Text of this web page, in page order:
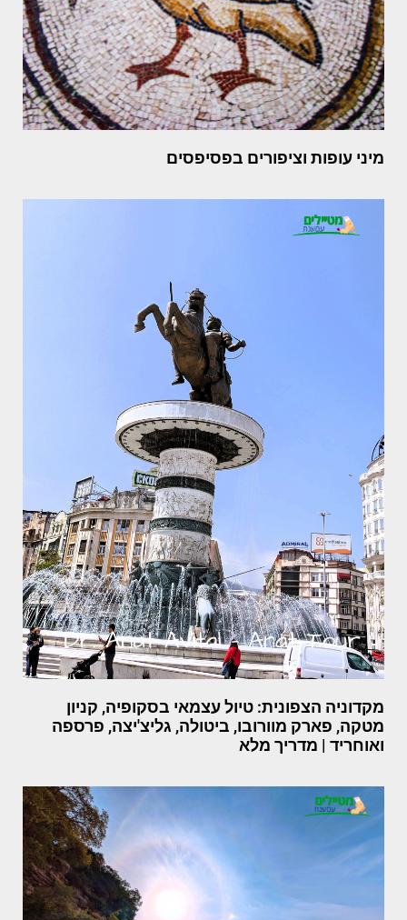
מיני עופות וציפורים בפסיפסים
מקדוניה הצפונית: טיול עצמאי בסקופיה, קניון
מטקה, פארק מוורובו, ביטולה, גליצ'יצה, פרספה
ואוחריד | מדריך מלא